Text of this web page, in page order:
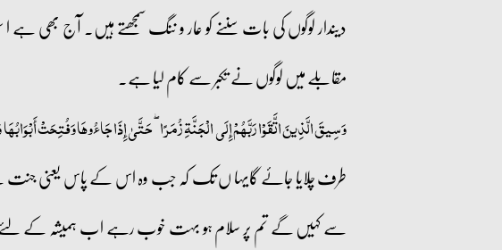
دیندار لوگوں کی بات سننے کو عار و ننگ سمجھتے ہیں۔ آج
مقابلے میں لوگوں نے تکبر سے کام لیا ہے۔
وَسِيقَ الَّذِينَ اتَّقَوْا رَبَّهُمْ إِلَى الْجَنَّةِ زُمَرًا ۖ حَتَّىٰ إِذَا جَاءُوهَا وَفُتِحَتْ
طرف چلایا جائے گایہا ں تک کہ جب وہ اس کے پاس یعنی
سے کہیں گے تم پر سلام ہو بہت خوب رہے اب ہمیشہ کے لئے